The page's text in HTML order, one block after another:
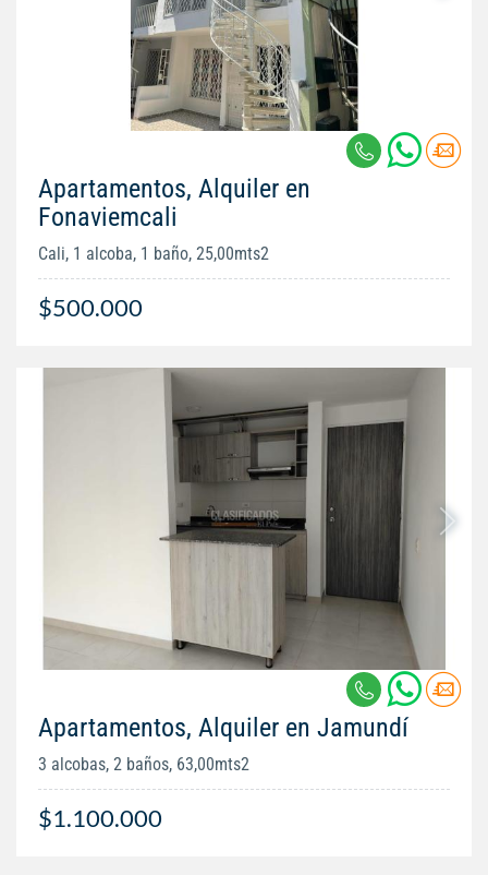
Apartamentos, Alquiler en
Fonaviemcali
Cali, 1 alcoba, 1 baño, 25,00mts2
$500.000
Apartamentos, Alquiler en Jamundí
3 alcobas, 2 baños, 63,00mts2
$1.100.000